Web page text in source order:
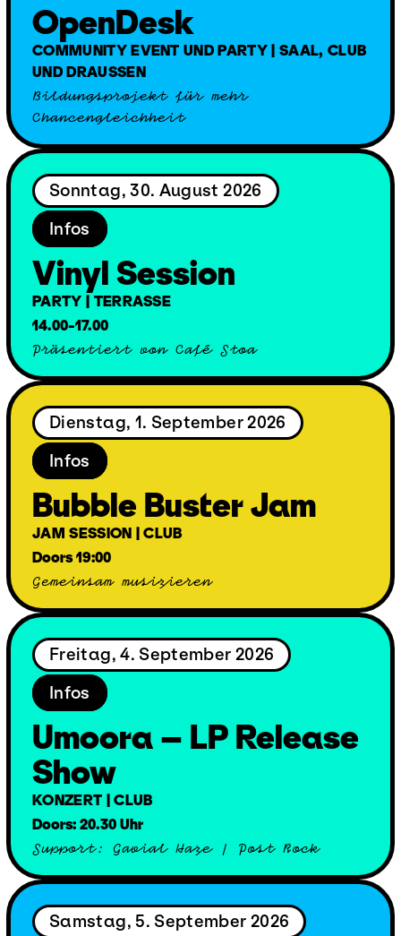
OpenDesk
COMMUNITY EVENT UND PARTY | SAAL, CLUB
UND DRAUSSEN
Bildungsprojekt für mehr
Chancengleichheit
Sonntag, 30. August 2026
Infos
Vinyl Session
PARTY | TERRASSE
14.00-17.00
Präsentiert von Café Stoa
Dienstag, 1. September 2026
Infos
Bubble Buster Jam
JAM SESSION | CLUB
Doors 19:00
Gemeinsam musizieren
Freitag, 4. September 2026
Infos
Umoora – LP Release
Show
KONZERT | CLUB
Doors: 20.30 Uhr
Support: Gavial Haze | Post Rock
Samstag, 5. September 2026